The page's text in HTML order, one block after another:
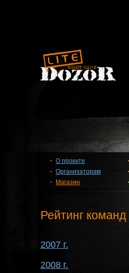
О проекте
Организаторам
Магазин
Рейтинг команд
2007 г.
2008 г.